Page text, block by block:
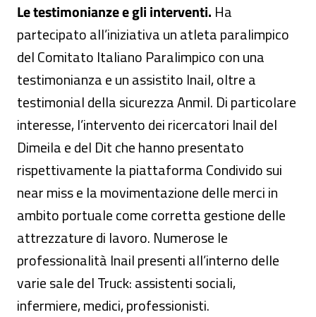
Le testimonianze e gli interventi. Ha
partecipato all’iniziativa un atleta paralimpico
del Comitato Italiano Paralimpico con una
testimonianza e un assistito Inail, oltre a
testimonial della sicurezza Anmil. Di particolare
interesse, l’intervento dei ricercatori Inail del
Dimeila e del Dit che hanno presentato
rispettivamente la piattaforma Condivido sui
near miss e la movimentazione delle merci in
ambito portuale come corretta gestione delle
attrezzature di lavoro. Numerose le
professionalità Inail presenti all’interno delle
varie sale del Truck: assistenti sociali,
infermiere, medici, professionisti.